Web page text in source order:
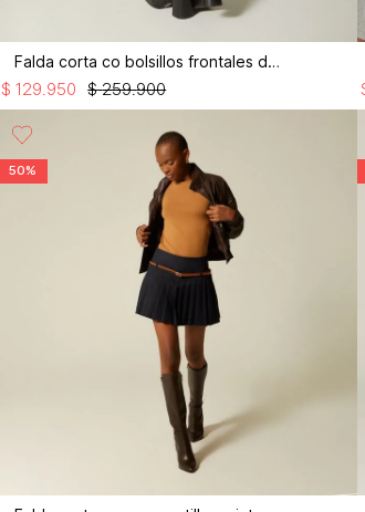
Falda corta co bolsillos frontales de cr
$ 259.900
$ 129.950
50%